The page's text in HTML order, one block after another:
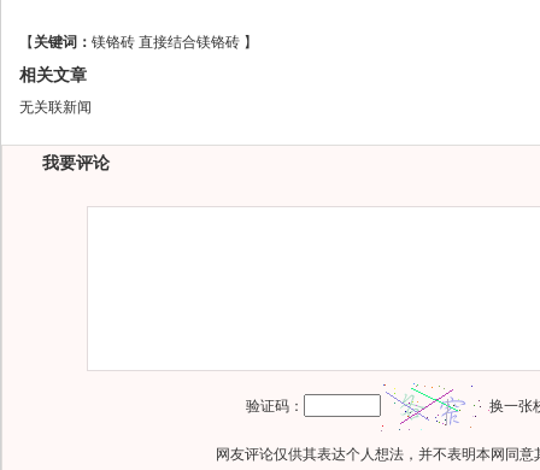
【 关键词： 镁铬砖 直接结合镁铬砖 】
相关文章
无关联新闻
我要评论
验证码： 换一张
网友评论仅供其表达个人想法，并不表明本网同